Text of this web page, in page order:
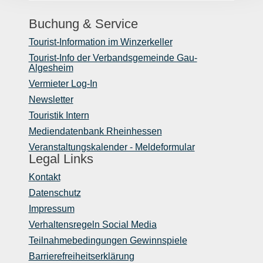
Buchung & Service
Tourist-Information im Winzerkeller
Tourist-Info der Verbandsgemeinde Gau-
Algesheim
Vermieter Log-In
Newsletter
Touristik Intern
Mediendatenbank Rheinhessen
Veranstaltungskalender - Meldeformular
Legal Links
Kontakt
Datenschutz
Impressum
Verhaltensregeln Social Media
Teilnahmebedingungen Gewinnspiele
Barrierefreiheitserklärung